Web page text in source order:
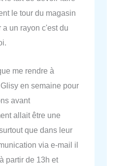
le tour du magasin
a un rayon c'est du
me rendre à
en semaine pour
avant
allait être une
que dans leur
via e-mail il
partir de 13h et